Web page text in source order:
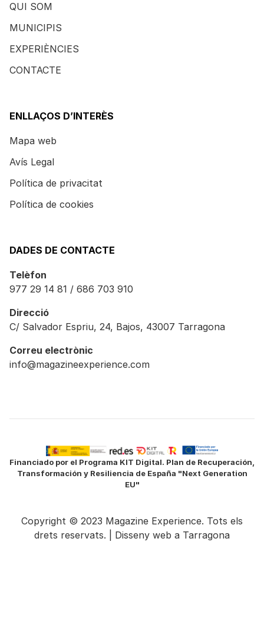
QUI SOM
MUNICIPIS
EXPERIÈNCIES
CONTACTE
ENLLAÇOS D’INTERÈS
Mapa web
Avís Legal
Política de privacitat
Política de cookies
DADES DE CONTACTE
Telèfon
977 29 14 81 / 686 703 910
Direcció
C/ Salvador Espriu, 24, Bajos, 43007 Tarragona
Correu electrònic
info@magazineexperience.com
Financiado por el Programa KIT Digital. Plan de Recuperación,
Transformación y Resiliencia de España "Next Generation
EU"
Copyright © 2023 Magazine Experience. Tots els
drets reservats. | Disseny web a Tarragona